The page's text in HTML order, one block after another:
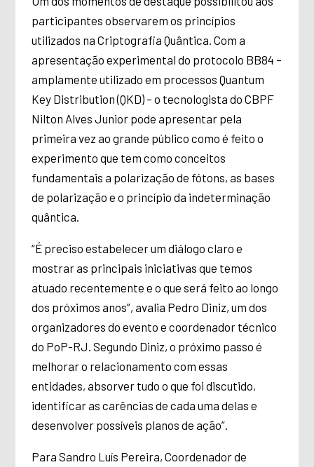
participantes observarem os princípios
utilizados na Criptografia Quântica. Com a
apresentação experimental do protocolo BB84 –
amplamente utilizado em processos Quantum
Key Distribution (QKD) – o tecnologista do CBPF
Nilton Alves Junior pode apresentar pela
primeira vez ao grande público como é feito o
experimento que tem como conceitos
fundamentais a polarização de fótons, as bases
de polarização e o princípio da indeterminação
quântica.
“É preciso estabelecer um diálogo claro e
mostrar as principais iniciativas que temos
atuado recentemente e o que será feito ao longo
dos próximos anos”, avalia Pedro Diniz, um dos
organizadores do evento e coordenador técnico
do PoP-RJ. Segundo Diniz, o próximo passo é
melhorar o relacionamento com essas
entidades, absorver tudo o que foi discutido,
identificar as carências de cada uma delas e
desenvolver possíveis planos de ação”.
Para Sandro Luís Pereira, Coordenador de